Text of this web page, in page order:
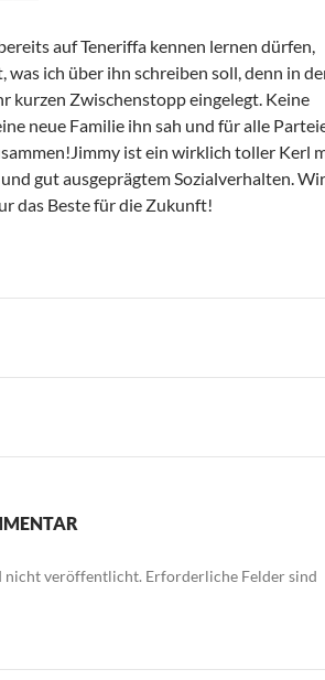
auf Teneriffa kennen lernen dürfen,
was ich über ihn schreiben soll, denn in
kurzen Zwischenstopp eingelegt. Keine
neue Familie ihn sah und für alle
ist ein wirklich toller Kerl
gut ausgeprägtem Sozialverhalten. Wir
das Beste für die Zukunft!
nicht veröffentlicht. Erforderliche Felder sind